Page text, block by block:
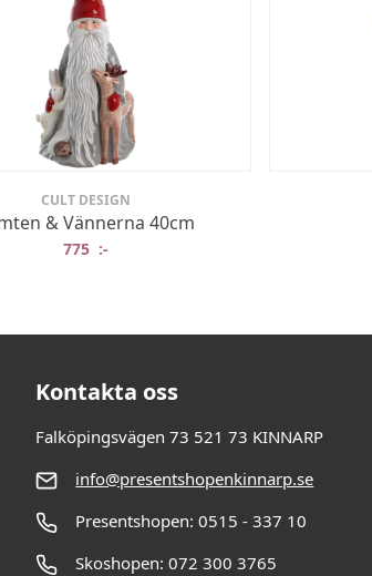
CULT DESIGN
& Vännerna 40cm
775 :-
Kontakta oss
Falköpingsvägen 73 521 73 KINNARP
info@presentshopenkinnarp.se
Presentshopen: 0515 - 337 10
Skoshopen: 072 300 3765